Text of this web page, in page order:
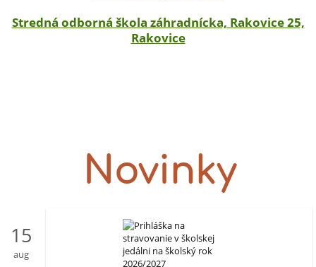
Stredná odborná škola záhradnícka, Rakovice 25,
Rakovice
Novinky
15
aug